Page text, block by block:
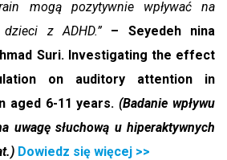
mogą pozytywnie wpływać na
z ADHD.”
– Seyedeh nina
Suri. Investigating the effect
on auditory attention in
aged 6-11 years.(Badanie wpływu
uwagę słuchową u hiperaktywnych
Dowiedz się więcej >>